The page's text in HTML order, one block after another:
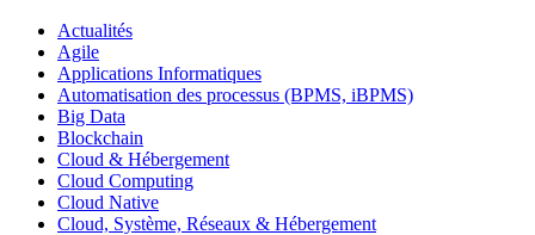
Actualités
Agile
Applications Informatiques
Automatisation des processus (BPMS, iBPMS)
Big Data
Blockchain
Cloud & Hébergement
Cloud Computing
Cloud Native
Cloud, Système, Réseaux & Hébergement